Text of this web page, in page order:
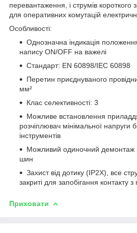
перевантаження, і струмів
для оперативних комутацій
Особливості:
Однозначна індикація
напису ON/OFF на важелі
Стандарт: EN 60898/IEC 60898
Перетин приєднуваного
мм²
Клас селективності: 3
Можливе встановлення
розчіплювач мінімальної напруги
інструментів
Можливий одиночний демонтаж
шин
Захист від дотику (IP2Х), все
закриті для запобігання контакту
Приховати